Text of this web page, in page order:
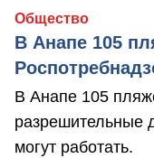
Общество
В Анапе 105
В Анапе 105
разрешительные
могут работать.